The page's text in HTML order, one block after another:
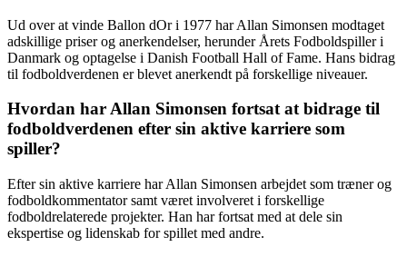
Ud over at vinde Ballon dOr i 1977 har Allan Simonsen modtaget
adskillige priser og anerkendelser, herunder Årets Fodboldspiller i
Danmark og optagelse i Danish Football Hall of Fame. Hans bidrag
til fodboldverdenen er blevet anerkendt på forskellige niveauer.
Hvordan har Allan Simonsen fortsat at bidrage til
fodboldverdenen efter sin aktive karriere som
spiller?
Efter sin aktive karriere har Allan Simonsen arbejdet som træner og
fodboldkommentator samt været involveret i forskellige
fodboldrelaterede projekter. Han har fortsat med at dele sin
ekspertise og lidenskab for spillet med andre.